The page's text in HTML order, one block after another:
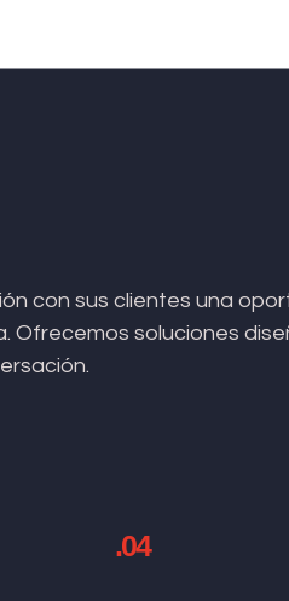
con sus clientes una
Ofrecemos soluciones
.04